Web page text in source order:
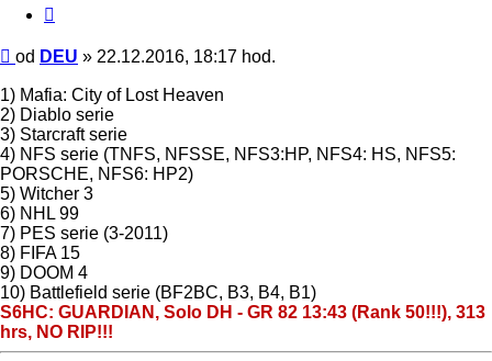
Příspěvek
od DEU » 22.12.2016, 18:17 hod.
1) Mafia: City of Lost Heaven
2) Diablo serie
3) Starcraft serie
4) NFS serie (TNFS, NFSSE, NFS3:HP, NFS4: HS, NFS5:
PORSCHE, NFS6: HP2)
5) Witcher 3
6) NHL 99
7) PES serie (3-2011)
8) FIFA 15
9) DOOM 4
10) Battlefield serie (BF2BC, B3, B4, B1)
S6HC: GUARDIAN, Solo DH - GR 82 13:43 (Rank 50!!!), 313
hrs, NO RIP!!!
Nahoru